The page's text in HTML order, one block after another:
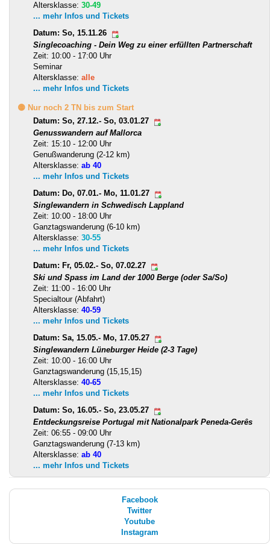
Altersklasse: 30-49
... mehr Infos und Tickets
Datum: So, 15.11.26
Singlecoaching - Dein Weg zu einer erfüllten Partnerschaft
Zeit: 10:00 - 17:00 Uhr
Seminar
Altersklasse: alle
... mehr Infos und Tickets
🟡 Nur noch 2 TN bis zum Start
Datum: So, 27.12.- So, 03.01.27
Genusswandern auf Mallorca
Zeit: 15:10 - 12:00 Uhr
Genußwanderung (2-12 km)
Altersklasse: ab 40
... mehr Infos und Tickets
Datum: Do, 07.01.- Mo, 11.01.27
Singlewandern in Schwedisch Lappland
Zeit: 10:00 - 18:00 Uhr
Ganztagswanderung (6-10 km)
Altersklasse: 30-55
... mehr Infos und Tickets
Datum: Fr, 05.02.- So, 07.02.27
Ski und Spass im Land der 1000 Berge (oder Sa/So)
Zeit: 11:00 - 16:00 Uhr
Specialtour (Abfahrt)
Altersklasse: 40-59
... mehr Infos und Tickets
Datum: Sa, 15.05.- Mo, 17.05.27
Singlewandern Lüneburger Heide (2-3 Tage)
Zeit: 10:00 - 16:00 Uhr
Ganztagswanderung (15,15,15)
Altersklasse: 40-65
... mehr Infos und Tickets
Datum: So, 16.05.- So, 23.05.27
Entdeckungsreise Portugal mit Nationalpark Peneda-Gerês
Zeit: 06:55 - 09:00 Uhr
Ganztagswanderung (7-13 km)
Altersklasse: ab 40
... mehr Infos und Tickets
Facebook
Twitter
Youtube
Instagram